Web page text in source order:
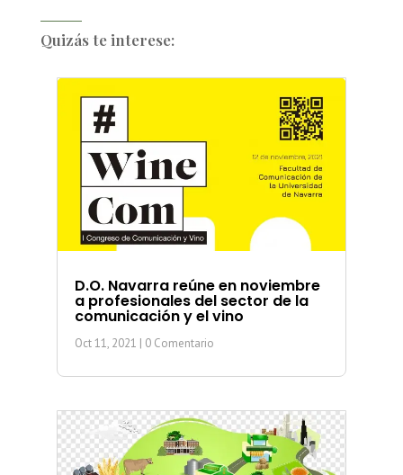
Quizás te interese:
D.O. Navarra reúne en noviembre
a profesionales del sector de la
comunicación y el vino
Oct 11, 2021 | 0 Comentario